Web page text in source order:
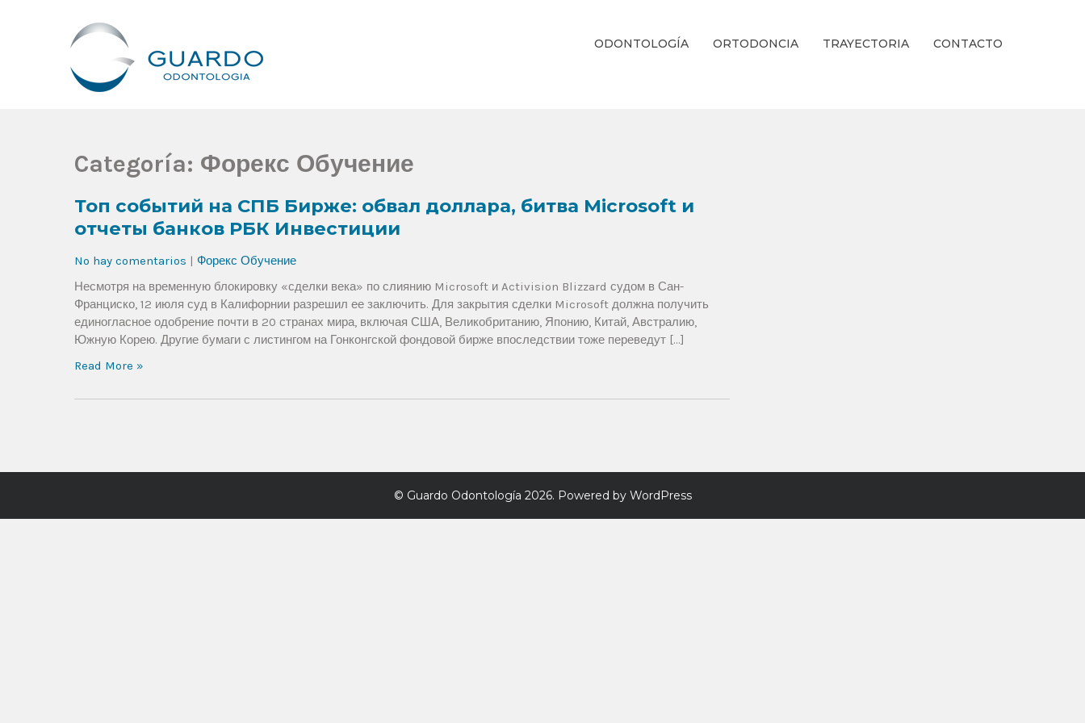
ODONTOLOGÍA ORTODONCIA TRAYECTORIA CONTACTO
Categoría: Форекс Обучение
Топ событий на СПБ Бирже: обвал доллара, битва Microsoft и
отчеты банков РБК Инвестиции
No hay comentarios | Форекс Обучение
Несмотря на временную блокировку «сделки века» по слиянию Microsoft и Activision Blizzard судом в Сан-
Франциско, 12 июля суд в Калифорнии разрешил ее заключить. Для закрытия сделки Microsoft должна получить
единогласное одобрение почти в 20 странах мира, включая США, Великобританию, Японию, Китай, Австралию,
Южную Корею. Другие бумаги с листингом на Гонконгской фондовой бирже впоследствии тоже переведут […]
Read More »
© Guardo Odontología 2026. Powered by WordPress